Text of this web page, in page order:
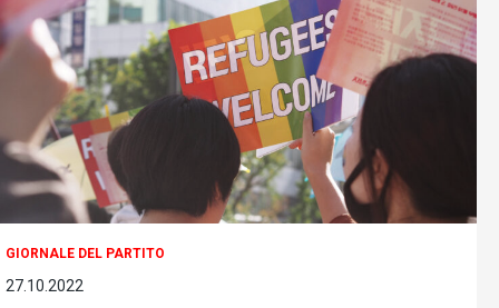
GIORNALE DEL PARTITO
27.10.2022